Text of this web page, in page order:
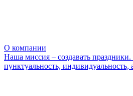
О компании
Наша миссия – создавать
пунктуальность, индивидуальность,